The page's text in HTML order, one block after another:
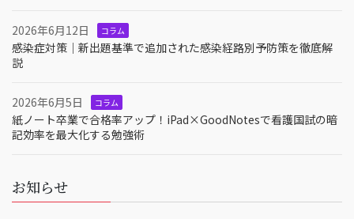
2026年6月12日 コラム
感染症対策｜新出題基準で追加された感染経路別予防策を徹底解
説
2026年6月5日 コラム
紙ノート卒業で合格率アップ！iPad×GoodNotesで看護国試の暗
記効率を最大化する勉強術
お知らせ